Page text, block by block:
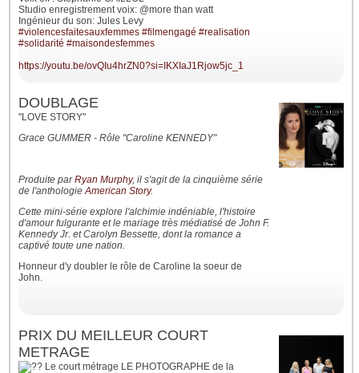
Studio enregistrement voix: @more than watt
Ingénieur du son: Jules Levy
#violencesfaitesauxfemmes #filmengagé #realisation
#solidarité #maisondesfemmes
https://youtu.be/ovQIu4hrZN0?si=IKXIaJ1Rjow5jc_1
DOUBLAGE
"LOVE STORY"
Grace GUMMER - Rôle "Caroline KENNEDY"
Produite parRyan Murphy, il s'agit de la cinquième série
de l'anthologieAmerican Story.
Cette mini-série explore l'alchimie indéniable, l'histoire
d'amour fulgurante et le mariage très médiatisé de John F.
Kennedy Jr. et Carolyn Bessette, dont la romance a
captivé toute une nation.
Honneur d'y doubler le rôle de Caroline la soeur de
John.
PRIX DU MEILLEUR COURT
METRAGE
Le court métrage LE PHOTOGRAPHE de la